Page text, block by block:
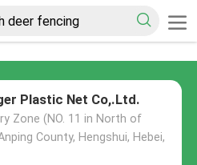
Plastic Net Co,.Ltd.
Zone (NO. 11 in North of
County, Hengshui, Hebei,